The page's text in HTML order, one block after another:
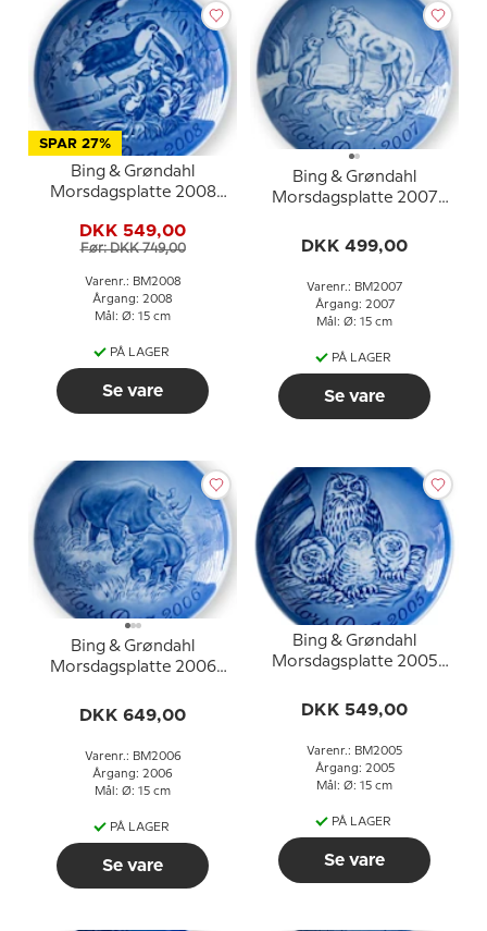
SPAR 27%
Bing & Grøndahl
Morsdagsplatte 2008
DKK 549,00
Før: DKK 749,00
Varenr.: BM2008
Årgang: 2008
Mål: Ø: 15 cm
PÅ LAGER
Se vare
Bing & Grøndahl
Morsdagsplatte 2007
DKK 499,00
Varenr.: BM2007
Årgang: 2007
Mål: Ø: 15 cm
PÅ LAGER
Se vare
Bing & Grøndahl
Morsdagsplatte 2006
unge
DKK 649,00
Varenr.: BM2006
Årgang: 2006
Mål: Ø: 15 cm
PÅ LAGER
Se vare
Bing & Grøndahl
Morsdagsplatte 2005
DKK 549,00
Varenr.: BM2005
Årgang: 2005
Mål: Ø: 15 cm
PÅ LAGER
Se vare